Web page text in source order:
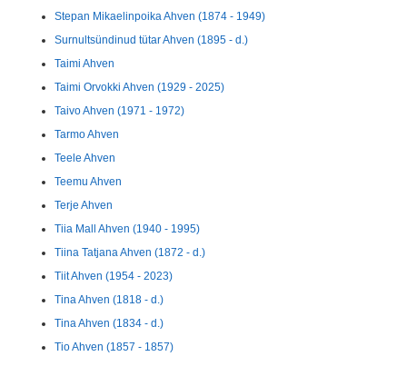
Stepan Mikaelinpoika Ahven (1874 - 1949)
Surnultsündinud tütar Ahven (1895 - d.)
Taimi Ahven
Taimi Orvokki Ahven (1929 - 2025)
Taivo Ahven (1971 - 1972)
Tarmo Ahven
Teele Ahven
Teemu Ahven
Terje Ahven
Tiia Mall Ahven (1940 - 1995)
Tiina Tatjana Ahven (1872 - d.)
Tiit Ahven (1954 - 2023)
Tina Ahven (1818 - d.)
Tina Ahven (1834 - d.)
Tio Ahven (1857 - 1857)